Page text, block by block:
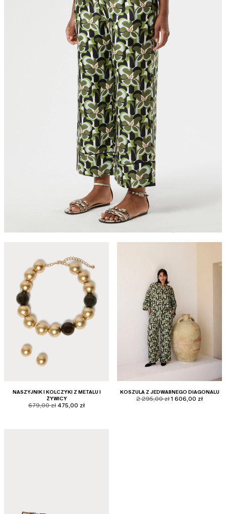
NASZYJNIK I KOLCZYKI Z METALU I
ŻYWICY
product.price.original
679,00 zł product.price.sale
475,00 zł
KOSZULA Z JEDWABNEGO DIAGONALU
product.price.original
2 295,00 złproduct.price.sale
1 606,00 zł